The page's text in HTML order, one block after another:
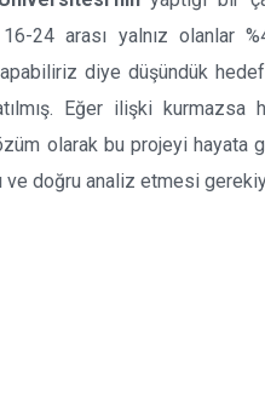
24 arası yalnız olanlar
diye düşündük hedef
Eğer ilişki kurmazsa
olarak bu projeyi hayata
ve doğru analiz etmesi